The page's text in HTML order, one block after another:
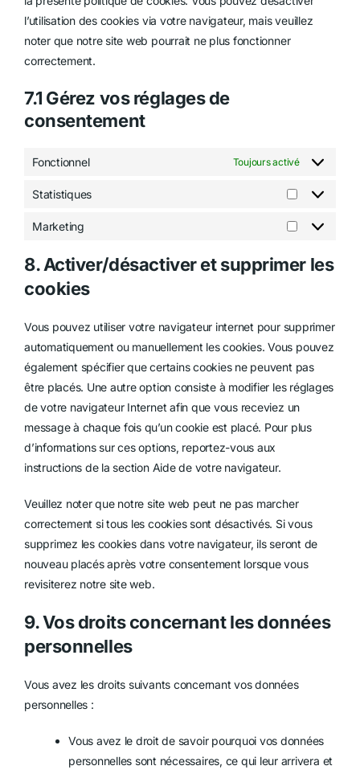
l’utilisation des cookies via votre navigateur, mais veuillez
noter que notre site web pourrait ne plus fonctionner
correctement.
7.1 Gérez vos réglages de
consentement
Fonctionnel Toujours activé
Statistiques
Statistiques
Marketing
Marketing
8. Activer/désactiver et supprimer les
cookies
Vous pouvez utiliser votre navigateur internet pour supprimer
automatiquement ou manuellement les cookies. Vous pouvez
également spécifier que certains cookies ne peuvent pas
être placés. Une autre option consiste à modifier les réglages
de votre navigateur Internet afin que vous receviez un
message à chaque fois qu’un cookie est placé. Pour plus
d’informations sur ces options, reportez-vous aux
instructions de la section Aide de votre navigateur.
Veuillez noter que notre site web peut ne pas marcher
correctement si tous les cookies sont désactivés. Si vous
supprimez les cookies dans votre navigateur, ils seront de
nouveau placés après votre consentement lorsque vous
revisiterez notre site web.
9. Vos droits concernant les données
personnelles
Vous avez les droits suivants concernant vos données
personnelles :
Vous avez le droit de savoir pourquoi vos données
personnelles sont nécessaires, ce qui leur arrivera et